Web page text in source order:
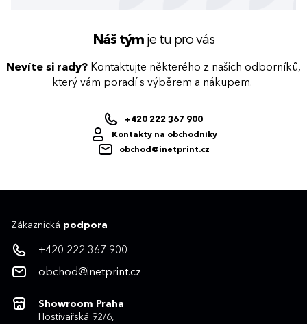
Náš týmje tu pro vás
Nevíte si rady? Kontaktujte některého z našich odborníků,
který vám poradí s výběrem a nákupem.
+420 222 367 900
Kontakty na obchodníky
obchod@inetprint.cz
Zákaznická podpora
+420 222 367 900
obchod@inetprint.cz
Showroom Praha
Hostivařská 92/6,